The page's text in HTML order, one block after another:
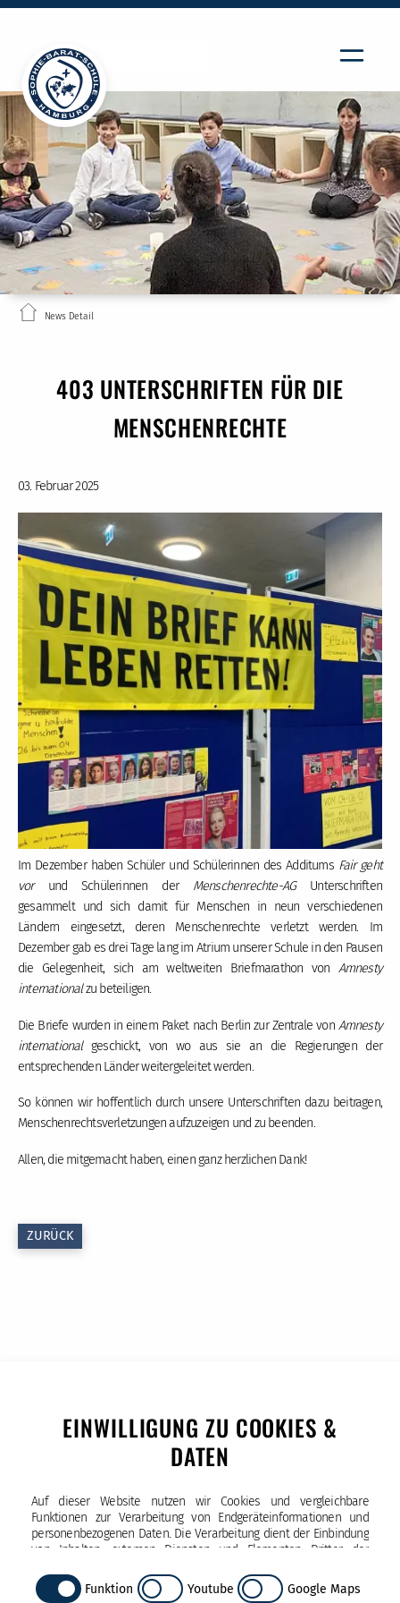
EINWILLIGUNG ZU COOKIES &
DATEN
Auf dieser Website nutzen wir Cookies und vergleichbare
Funktionen zur Verarbeitung von Endgeräteinformationen und
personenbezogenen Daten. Die Verarbeitung dient der Einbindung
von Inhalten, externen Diensten und Elementen Dritter, der
der Einbindung sozialer Medien. Je nach Funktion werden dabei
Daten an Dritte weitergegeben und von diesen verarbeitet. Diese
Funktion Youtube Google Maps
News Detail
403 UNTERSCHRIFTEN FÜR DIE
MENSCHENRECHTE
03. Februar 2025
Im Dezember haben Schüler und Schülerinnen des Additums Fair geht
vor und Schülerinnen der Menschenrechte-AGUnterschriften
gesammelt und sich damit für Menschen in neun verschiedenen
Ländern eingesetzt, deren Menschenrechte verletzt werden. Im
Dezember gab es drei Tage lang im Atrium unserer Schule in den Pausen
die Gelegenheit, sich am weltweiten Briefmarathon von Amnesty
internationalzu beteiligen.
Die Briefe wurden in einem Paket nach Berlin zur Zentrale von Amnesty
internationalgeschickt, von wo aus sie an die Regierungen der
entsprechenden Länder weitergeleitet werden.
So können wir hoffentlich durch unsere Unterschriften dazu beitragen,
Menschenrechtsverletzungen aufzuzeigen und zu beenden.
Allen, die mitgemacht haben, einen ganz herzlichen Dank!
ZURÜCK
Sophie-Barat-Schule
Tel. (040) 450 229 - 10
Fax (040) 450 229 - 29